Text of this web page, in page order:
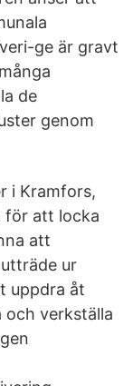
ge är gravt
de
genom
i Kramfors,
för att locka
att
ur
uppdra åt
verkställa